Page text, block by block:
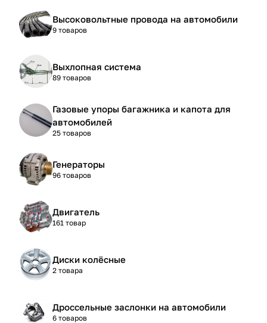
Высоковольтные провода на автомобили
9 товаров
Выхлопная система
89 товаров
Газовые упоры багажника и капота для
автомобилей
25 товаров
Генераторы
96 товаров
Двигатель
161 товар
Диски колёсные
2 товара
Дроссельные заслонки на автомобили
6 товаров